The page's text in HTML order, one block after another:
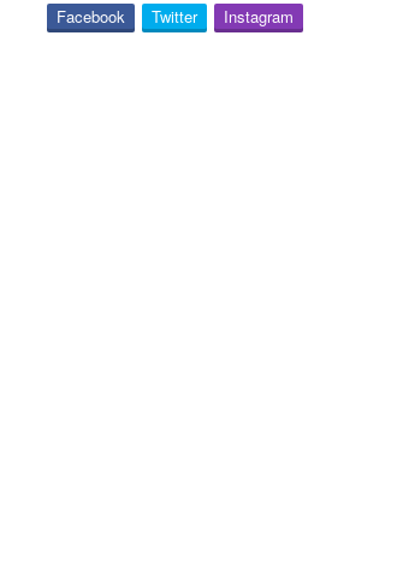
Facebook Twitter Instagram